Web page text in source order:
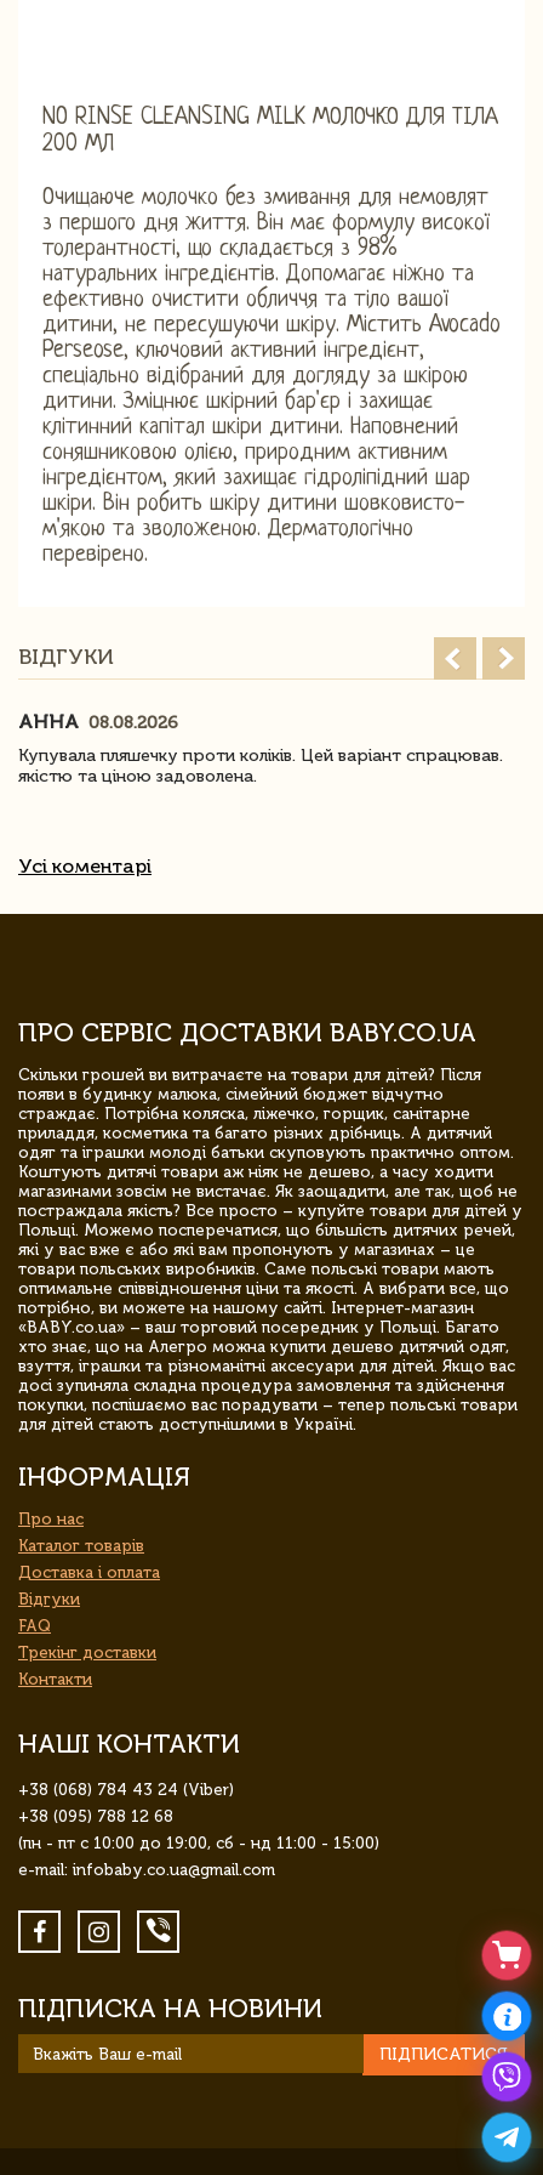
NO RINSE CLEANSING MILK МОЛОЧКО ДЛЯ ТІЛА
200 МЛ
Очищаюче молочко без змивання для немовлят
з першого дня життя. Він має формулу високої
толерантності, що складається з 98%
натуральних інгредієнтів. Допомагає ніжно та
ефективно очистити обличчя та тіло вашої
дитини, не пересушуючи шкіру. Містить Avocado
Perseose, ключовий активний інгредієнт,
спеціально відібраний для догляду за шкірою
дитини. Зміцнює шкірний бар'єр і захищає
клітинний капітал шкіри дитини. Наповнений
соняшниковою олією, природним активним
інгредієнтом, який захищає гідроліпідний шар
шкіри. Він робить шкіру дитини шовковисто-
м'якою та зволоженою. Дерматологічно
перевірено.
ВІДГУКИ
АННА 08.08.2026
Купувала пляшечку проти коліків. Цей варіант спрацював.
якістю та ціною задоволена.
Усі коментарі
ПРО СЕРВІС ДОСТАВКИ BABY.CO.UA
Скільки грошей ви витрачаєте на товари для дітей? Після
появи в будинку малюка, сімейний бюджет відчутно
страждає. Потрібна коляска, ліжечко, горщик, санітарне
приладдя, косметика та багато різних дрібниць. А дитячий
одяг та іграшки молоді батьки скуповують практично оптом.
Коштують дитячі товари аж ніяк не дешево, а часу ходити
магазинами зовсім не вистачає. Як заощадити, але так, щоб не
постраждала якість? Все просто – купуйте товари для дітей у
Польщі. Можемо посперечатися, що більшість дитячих речей,
які у вас вже є або які вам пропонують у магазинах – це
товари польських виробників. Саме польські товари мають
оптимальне співвідношення ціни та якості. А вибрати все, що
потрібно, ви можете на нашому сайті. Інтернет-магазин
«BABY.co.ua» – ваш торговий посередник у Польщі. Багато
хто знає, що на Алегро можна купити дешево дитячий одяг,
взуття, іграшки та різноманітні аксесуари для дітей. Якщо вас
досі зупиняла складна процедура замовлення та здійснення
покупки, поспішаємо вас порадувати – тепер польські товари
для дітей стають доступнішими в Україні.
ІНФОРМАЦІЯ
Про нас
Каталог товарів
Доставка і оплата
Відгуки
FAQ
Трекінг доставки
Контакти
НАШІ КОНТАКТИ
+38 (068) 784 43 24 (Viber)
+38 (095) 788 12 68
(пн - пт с 10:00 до 19:00, сб - нд 11:00 - 15:00)
e-mail: infobaby.co.ua@gmail.com
ПІДПИСКА НА НОВИНИ
ПІДПИСАТИСЯ